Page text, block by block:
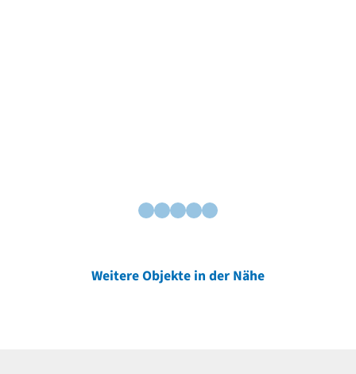
Weitere Objekte in der Nähe